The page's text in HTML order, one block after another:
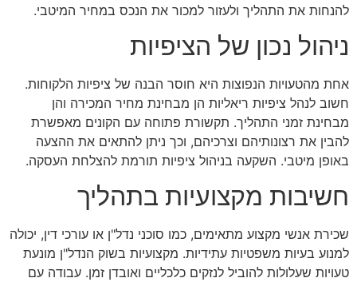
להנחות את התהליך ולעזור למכור את הנכס במחיר המיטבי.
ניהול נכון של הציפיות
אחת מהטעויות הנפוצות היא חוסר הבנה של ציפיות הלקוחות.
חשוב לנהל ציפיות ריאליות הן מבחינת מחיר המכירה והן
מבחינת זמני התהליך. תקשורת פתוחה עם הקונים מאפשרת
להבין את רצונותיהם וצרכיהם, וכך ניתן להתאים את ההצעה
באופן מיטבי. השקעה בניהול ציפיות תורמת להצלחת העסקה.
חשיבות מקצועיות בתהליך
שכירת אנשי מקצוע מתאימים, כמו סוכני נדל"ן או עורכי דין, יכולה
למנוע בעיות משפטיות עתידיות. מקצועיות בשוק הנדל"ן מונעת
טעויות שעלולות להוביל לנזקים כלכליים ואובדן זמן. עבודה עם